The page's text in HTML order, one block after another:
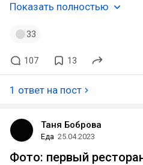
Показать полностью
33
107 13
1 ответ на пост
Таня Боброва
Еда 25.04.2023
Фото: первый